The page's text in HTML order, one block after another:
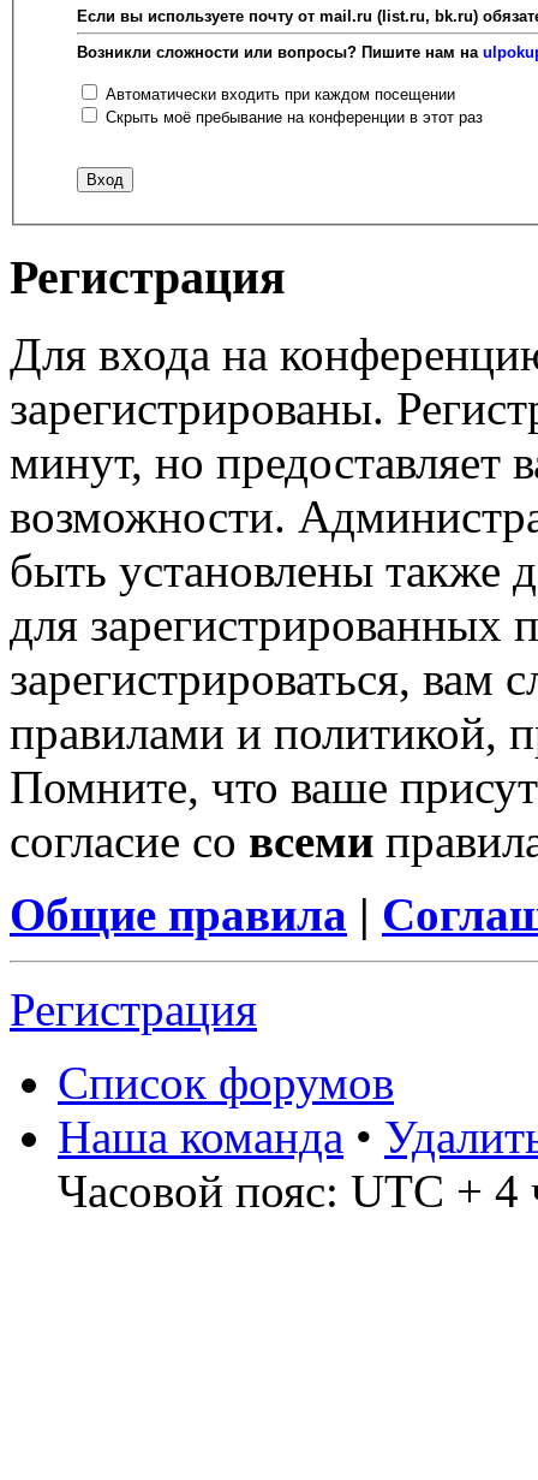
Если вы используете почту от mail.ru (list.ru, bk.ru)
Возникли сложности или вопросы? Пишите нам на
Автоматически входить при каждом посещении
Скрыть моё пребывание на конференции в этот раз
Регистрация
Для входа на
зарегистрированы.
минут, но предоставляет
возможности.
быть установлены также
для зарегистрированных
зарегистрироваться, вам
правилами и политикой,
Помните, что ваше
согласие со всеми
Общие правила |
Регистрация
Список форумов
Наша команда •
Часовой пояс: UTC + 4